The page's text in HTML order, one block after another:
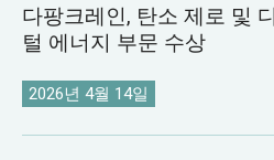
다팡크레인, 탄소 제로 및
털 에너지 부문 수상
2026년 4월 14일